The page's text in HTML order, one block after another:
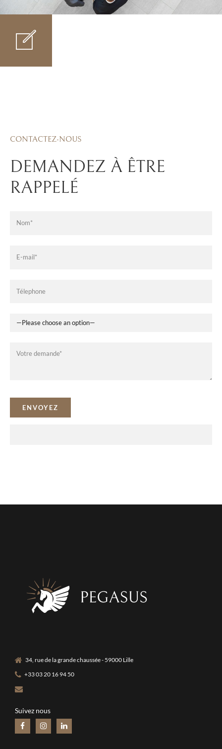
CONTACTEZ-NOUS
DEMANDEZ À ÊTRE
RAPPELÉ
34, rue de la grande chaussée - 59000 Lille
+33 03 20 16 94 50
Suivez nous